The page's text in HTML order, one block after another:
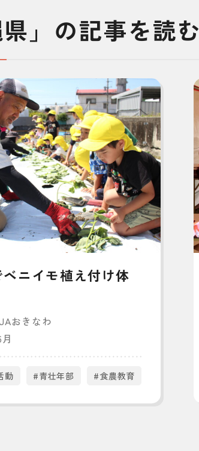
県」の記事を読む
ニイモ植え付け体
おきなわ
動 #青壮年部 #食農教育